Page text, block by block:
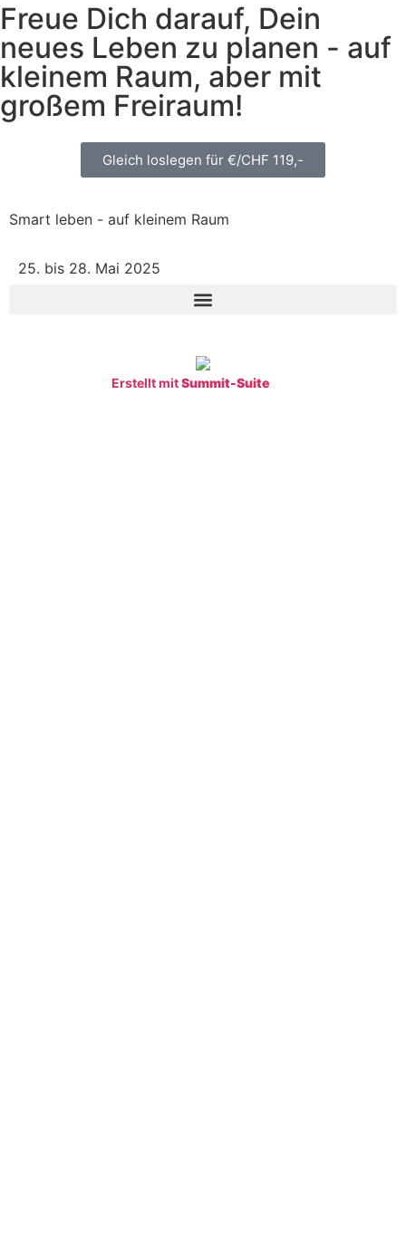
Freue Dich darauf, Dein
neues Leben zu planen - auf
kleinem Raum, aber mit
großem Freiraum!
Gleich loslegen für €/CHF 119,-
Smart leben - auf kleinem Raum
25. bis 28. Mai 2025​
Erstellt mitSummit-Suite